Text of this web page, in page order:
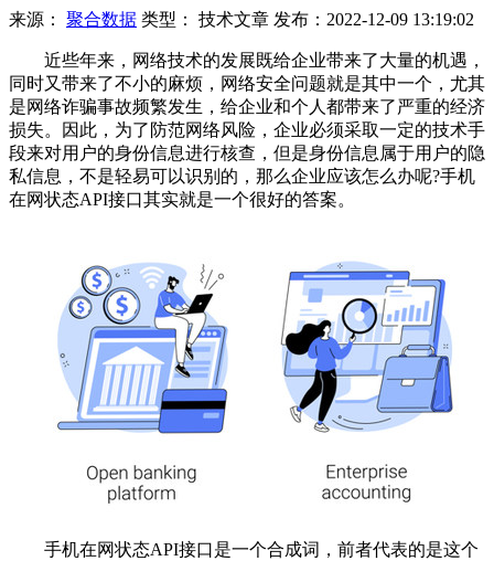
来源： 聚合数据 类型： 技术文章 发布： 2022-12-09 13:19:02
近些年来，网络技术的发展既给企业带来了大量的机遇，
同时又带来了不小的麻烦，网络安全问题就是其中一个，尤其
是网络诈骗事故频繁发生，给企业和个人都带来了严重的经济
损失。因此，为了防范网络风险，企业必须采取一定的技术手
段来对用户的身份信息进行核查，但是身份信息属于用户的隐
私信息，不是轻易可以识别的，那么企业应该怎么办呢?手机
在网状态API接口其实就是一个很好的答案。
手机在网状态API接口是一个合成词，前者代表的是这个